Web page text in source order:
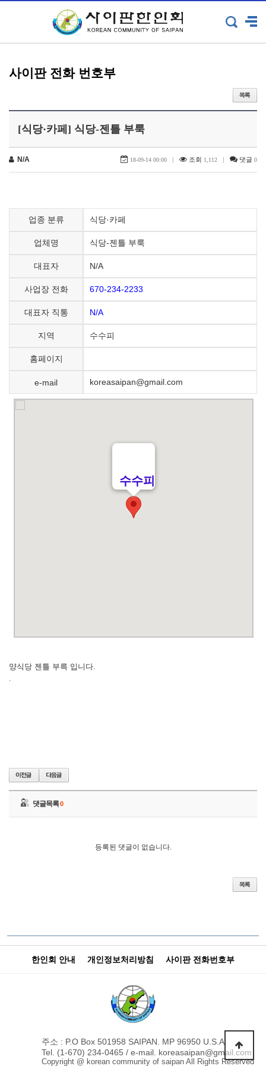
사이판 전화 번호부
[식당·카페] 식당-젠틀 부룩
N/A 18-09-14 00:00 | 조회 1,112 | 댓글 0
업종 분류 식당·카페
업체명 식당-젠틀 부룩
대표자 N/A
사업장 전화 670-234-2233
대표자 직통 N/A
지역 수수피
홈페이지
e-mail koreasaipan@gmail.com
양식당 젠틀 부륵 입니다.
.
댓글목록0
등록된 댓글이 없습니다.
한인회 안내 개인정보처리방침 사이판 전화번호부
주소 : P.O Box 501958 SAIPAN. MP 96950 U.S.A
Tel. (1-670) 234-0465 / e-mail. koreasaipan@gmail.com
Copyright @ korean community of saipan All Rights Reserved